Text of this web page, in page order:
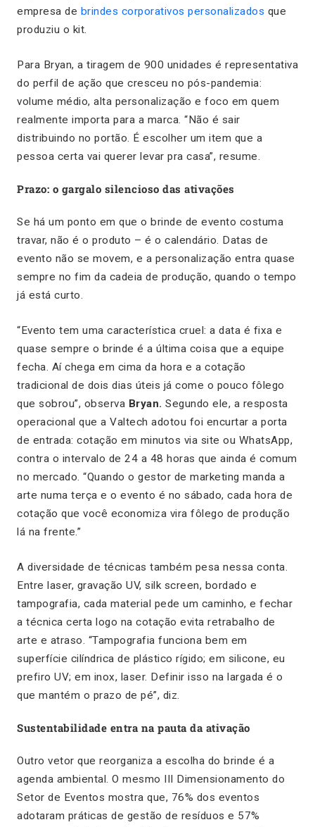
empresa de brindes corporativos personalizados que
produziu o kit.
Para Bryan, a tiragem de 900 unidades é representativa
do perfil de ação que cresceu no pós-pandemia:
volume médio, alta personalização e foco em quem
realmente importa para a marca. “Não é sair
distribuindo no portão. É escolher um item que a
pessoa certa vai querer levar pra casa”, resume.
Prazo: o gargalo silencioso das ativações
Se há um ponto em que o brinde de evento costuma
travar, não é o produto – é o calendário. Datas de
evento não se movem, e a personalização entra quase
sempre no fim da cadeia de produção, quando o tempo
já está curto.
“Evento tem uma característica cruel: a data é fixa e
quase sempre o brinde é a última coisa que a equipe
fecha. Aí chega em cima da hora e a cotação
tradicional de dois dias úteis já come o pouco fôlego
que sobrou”, observa Bryan. Segundo ele, a resposta
operacional que a Valtech adotou foi encurtar a porta
de entrada: cotação em minutos via site ou WhatsApp,
contra o intervalo de 24 a 48 horas que ainda é comum
no mercado. “Quando o gestor de marketing manda a
arte numa terça e o evento é no sábado, cada hora de
cotação que você economiza vira fôlego de produção
lá na frente.”
A diversidade de técnicas também pesa nessa conta.
Entre laser, gravação UV, silk screen, bordado e
tampografia, cada material pede um caminho, e fechar
a técnica certa logo na cotação evita retrabalho de
arte e atraso. “Tampografia funciona bem em
superfície cilíndrica de plástico rígido; em silicone, eu
prefiro UV; em inox, laser. Definir isso na largada é o
que mantém o prazo de pé”, diz.
Sustentabilidade entra na pauta da ativação
Outro vetor que reorganiza a escolha do brinde é a
agenda ambiental. O mesmo III Dimensionamento do
Setor de Eventos mostra que, 76% dos eventos
adotaram práticas de gestão de resíduos e 57%